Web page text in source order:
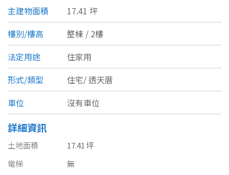
宜蘭縣
桃園市
新竹市
新竹縣
苗栗縣
類型(可複選)
不拘 公寓
別墅 透天厝
辦公
廠辦
坪數
主建物面積
17.41 坪
樓別/樓高
整棟 / 2樓
法定用途
住家用
形式/類型
住宅/透天厝
車位
沒有車位
詳細資訊
土地面積
17.41 坪
電梯
無